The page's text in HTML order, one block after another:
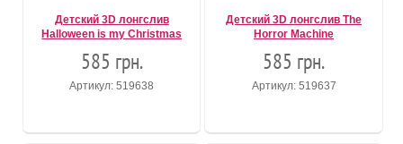
Детский 3D лонгслив
Halloween is my Christmas
585 грн.
Артикул: 519638
Детский 3D лонгслив The
Horror Machine
585 грн.
Артикул: 519637